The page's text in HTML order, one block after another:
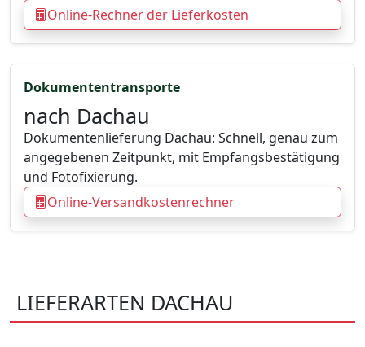
Online-Rechner der Lieferkosten
Dokumententransporte
nach Dachau
Dokumentenlieferung Dachau: Schnell, genau zum
angegebenen Zeitpunkt, mit Empfangsbestätigung
und Fotofixierung.
Online-Versandkostenrechner
LIEFERARTEN DACHAU